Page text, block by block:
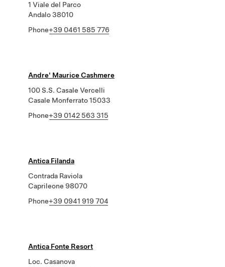
1 Viale del Parco
Andalo 38010
Phone+39 0461 585 776
Andre' Maurice Cashmere
100 S.S. Casale Vercelli
Casale Monferrato 15033
Phone+39 0142 563 315
Antica Filanda
Contrada Raviola
Caprileone 98070
Phone+39 0941 919 704
Antica Fonte Resort
Loc. Casanova